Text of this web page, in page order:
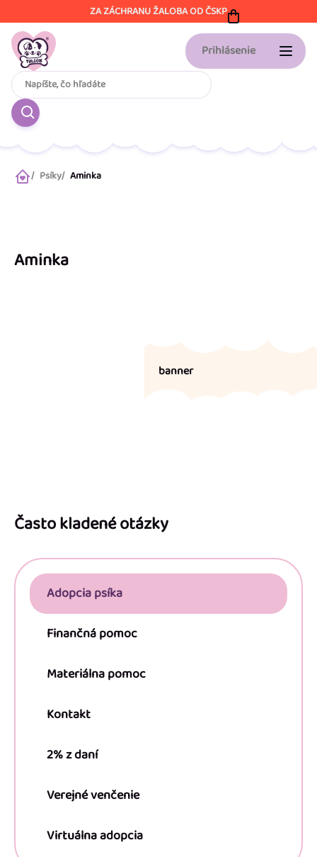
na
obsah
ZA ZÁCHRANU ŽALOBA OD ČSKP
Prihlásenie
DomovPsíky Aminka
Aminka
banner
Často kladené otázky
Adopcia psíka
Finančná pomoc
Materiálna pomoc
Kontakt
2% z daní
Verejné venčenie
Virtuálna adopcia